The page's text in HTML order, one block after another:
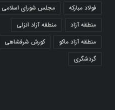
فولاد مبارکه
مجلس شورای اسلامی
منطقه آزاد
منطقه آزاد انزلی
منطقه آزاد ماکو
کورش شرفشاهی
گردشگری